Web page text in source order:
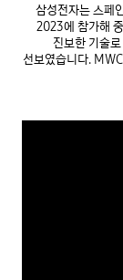
삼성전자는 스페
2023에 참가해
진보한 기술
선보였습니다.